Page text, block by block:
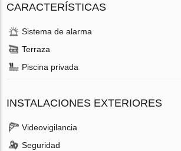
CARACTERÍSTICAS
Sistema de alarma
Terraza
Piscina privada
INSTALACIONES EXTERIORES
Videovigilancia
Seguridad